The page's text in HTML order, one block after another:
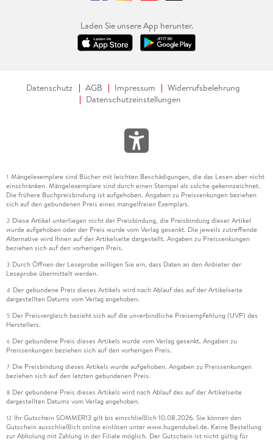
Laden Sie unsere App herunter.
Datenschutz AGB Impressum
Widerrufsbelehrung
Datenschutzeinstellungen
1 Mängelexemplare sind Bücher mit leichten Beschädigungen, die das Lesen aber nicht
einschränken. Mängelexemplare sind durch einen Stempel als solche gekennzeichnet.
Die frühere Buchpreisbindung ist aufgehoben. Angaben zu Preissenkungen beziehen
sich auf den gebundenen Preis eines mangelfreien Exemplars.
2 Diese Artikel unterliegen nicht der Preisbindung, die Preisbindung dieser Artikel
wurde aufgehoben oder der Preis wurde vom Verlag gesenkt. Die jeweils zutreffende
Alternative wird Ihnen auf der Artikelseite dargestellt. Angaben zu Preissenkungen
beziehen sich auf den vorherigen Preis.
3 Durch Öffnen der Leseprobe willigen Sie ein, dass Daten an den Anbieter der
Leseprobe übermittelt werden.
4 Der gebundene Preis dieses Artikels wird nach Ablauf des auf der Artikelseite
dargestellten Datums vom Verlag angehoben.
5 Der Preisvergleich bezieht sich auf die unverbindliche Preisempfehlung (UVP) des
Herstellers.
6 Der gebundene Preis dieses Artikels wurde vom Verlag gesenkt. Angaben zu
Preissenkungen beziehen sich auf den vorherigen Preis.
7 Die Preisbindung dieses Artikels wurde aufgehoben. Angaben zu Preissenkungen
beziehen sich auf den letzten gebundenen Preis.
8 Der gebundene Preis dieses Artikels wird nach Ablauf des auf der Artikelseite
dargestellten Datums vom Verlag angehoben.
12 Ihr Gutschein SOMMER13 gilt bis einschließlich 10.08.2026. Sie können den
Gutschein ausschließlich online einlösen unter www.hugendubel.de. Keine Bestellung
zur Abholung mit Zahlung in der Filiale möglich. Der Gutschein ist nicht gültig für